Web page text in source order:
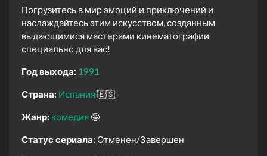
Погрузитесь в мир эмоций и приключений и
наслаждайтесь этим искусством, созданным
выдающимися мастерами кинематографии
специально для вас!
Год выхода: 1991
Страна: Испания🇪🇸
Жанр: комедия 🤪
Статус сериала: Отменен/Завершен